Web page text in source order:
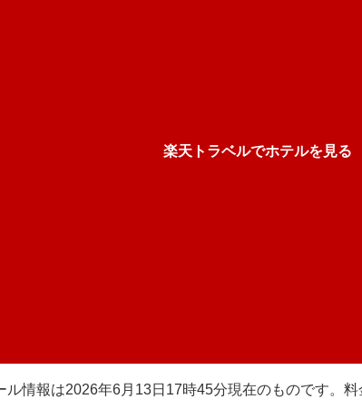
楽天トラベルでホテルを見る
情報は2026年6月13日17時45分現在のものです。料